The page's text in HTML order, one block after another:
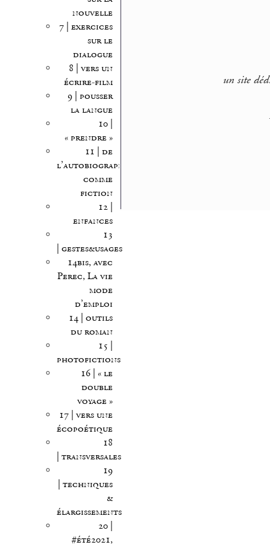
nouvelle
7 | exercices
sur le
dialogue
8 | vers un
écrire-film
9 | pousser
la langue
10 |
« prendre »
11 | de
l’autobiographie
comme
fiction
12 |
enfances
13
| gestes&usages
14bis, avec
Perec, La vie
mode
d’emploi
14 | outils
du roman
15 |
photofictions
16 | « le
double
voyage »
17 | vers une
écopoétique
18
| transversales
19
| techniques
&
élargissements
20 |
#été2021,
un site